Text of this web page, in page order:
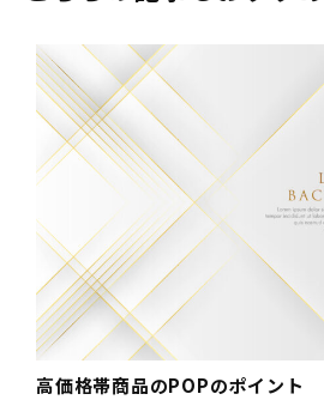
高価格帯商品のPOPのポイント